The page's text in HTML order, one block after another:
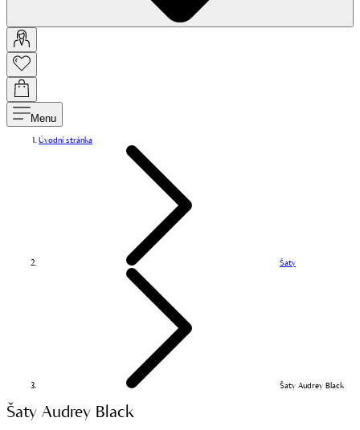
Menu
Úvodní stránka
Šaty
Šaty Audrey Black
Šaty Audrey Black